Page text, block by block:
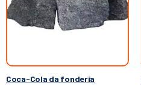
Coca-Cola da fonderia